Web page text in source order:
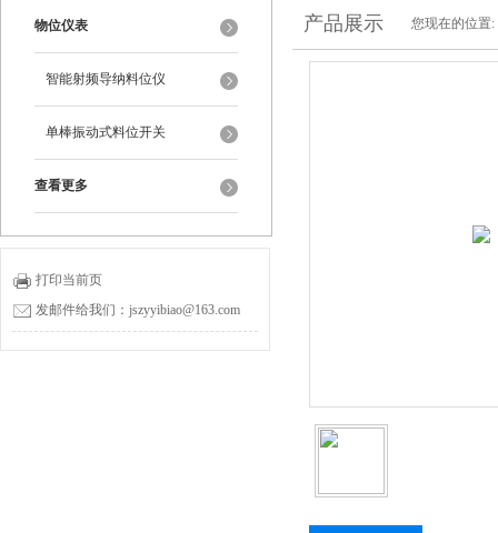
物位仪表
智能射频导纳料位仪
单棒振动式料位开关
查看更多
打印当前页
发邮件给我们：jszyyibiao@163.com
产品展示 您现在的位置: